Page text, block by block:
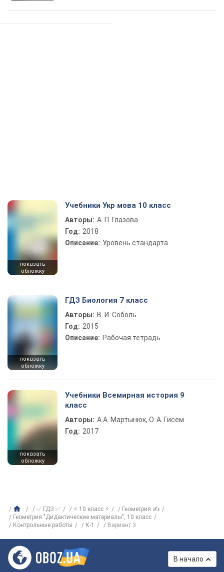
показать
обложку
Учебники Укр мова 10 класс
Авторы: А. П. Глазова
Год: 2018
Описание: Уровень стандарта
показать
обложку
ГДЗ Биология 7 класс
Авторы: В. И. Соболь
Год: 2015
Описание: Рабочая тетрадь
показать
обложку
Учебники Всемирная история 9
класс
Авторы: А.А. Мартынюк, О. А. Гисем
Год: 2017
✅ ГДЗ ✅ ⚡ 10 класс ⚡
Геометрия ✍
Геометрия "Дидактические материалы", 10 класс
Контрольные работы
К-1 Вариант 3
В начало